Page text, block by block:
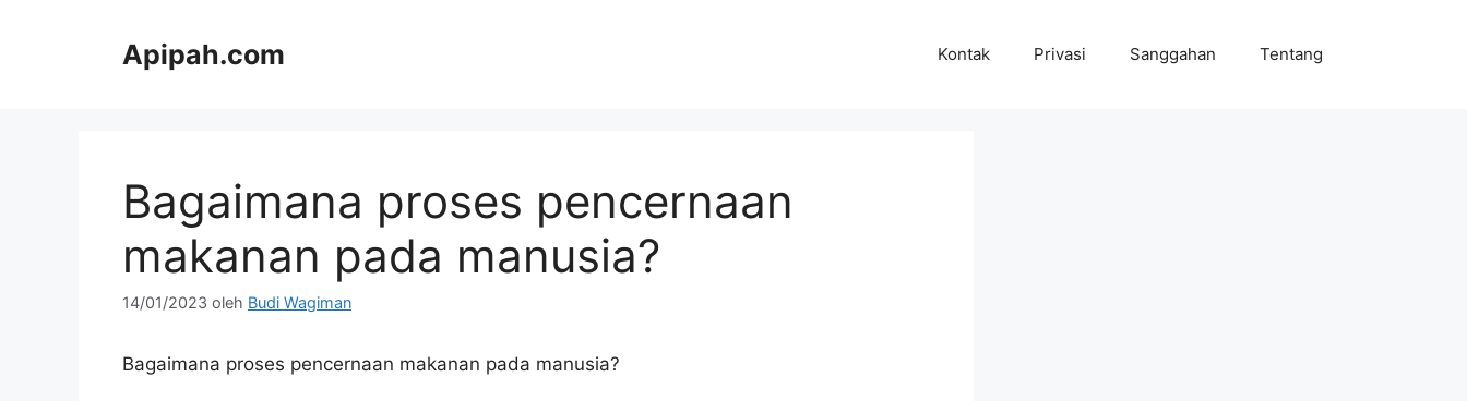
Apipah.com Kontak Privasi Sanggahan Tentang
Bagaimana proses pencernaan
makanan pada manusia?
14/01/2023 oleh Budi Wagiman
Bagaimana proses pencernaan makanan pada manusia?